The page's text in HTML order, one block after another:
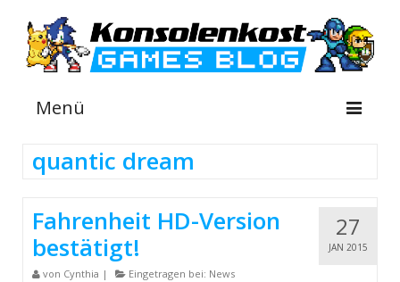
Menü
INFOS
GUIDES
quantic dream
27
JAN 2015
Fahrenheit HD-Version
bestätigt!
von Cynthia | Eingetragen bei: News